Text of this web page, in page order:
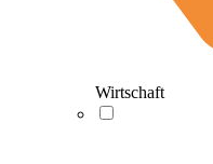
Wirtschaft